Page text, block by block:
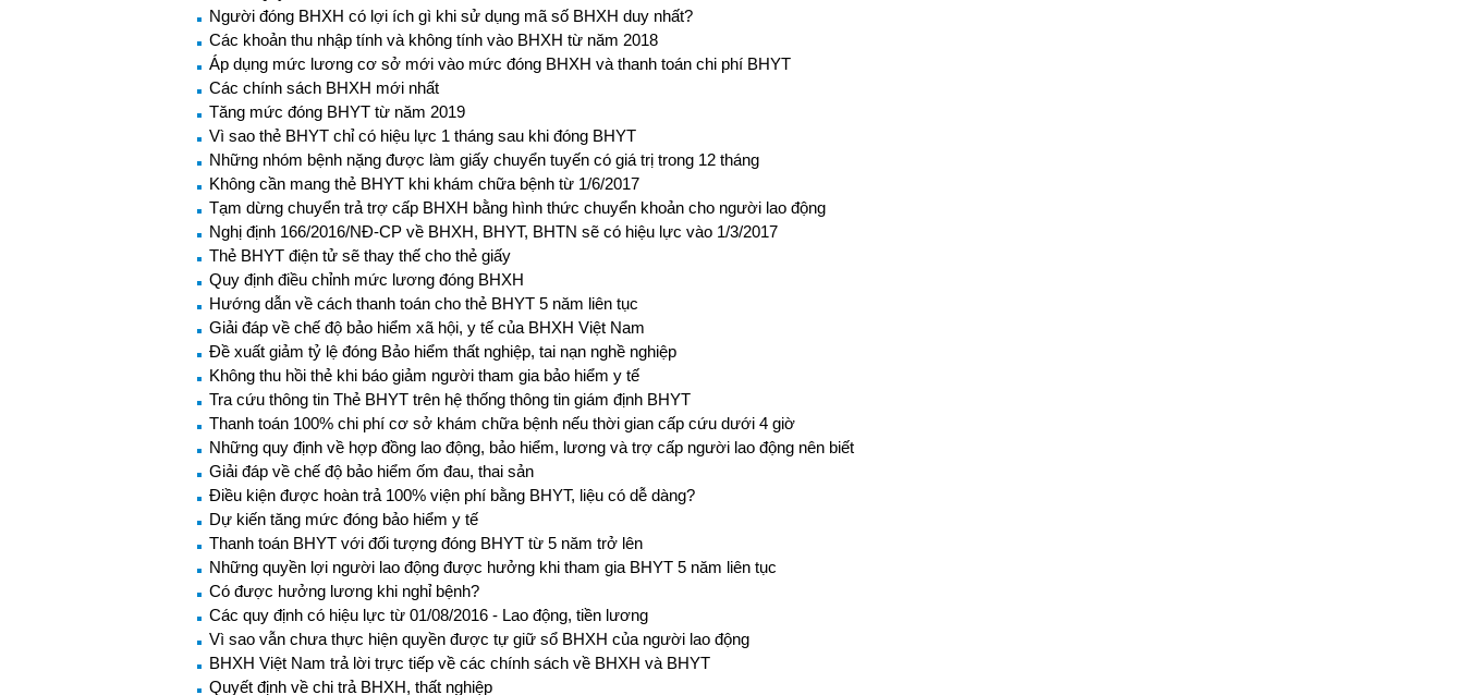
Người đóng BHXH có lợi ích gì khi sử dụng mã số BHXH duy nhất?
Các khoản thu nhập tính và không tính vào BHXH từ năm 2018
Áp dụng mức lương cơ sở mới vào mức đóng BHXH và thanh toán chi phí BHYT
Các chính sách BHXH mới nhất
Tăng mức đóng BHYT từ năm 2019
Vì sao thẻ BHYT chỉ có hiệu lực 1 tháng sau khi đóng BHYT
Những nhóm bệnh nặng được làm giấy chuyển tuyến có giá trị trong 12 tháng
Không cần mang thẻ BHYT khi khám chữa bệnh từ 1/6/2017
Tạm dừng chuyển trả trợ cấp BHXH bằng hình thức chuyển khoản cho người lao động
Nghị định 166/2016/NĐ-CP về BHXH, BHYT, BHTN sẽ có hiệu lực vào 1/3/2017
Thẻ BHYT điện tử sẽ thay thế cho thẻ giấy
Quy định điều chỉnh mức lương đóng BHXH
Hướng dẫn về cách thanh toán cho thẻ BHYT 5 năm liên tục
Giải đáp về chế độ bảo hiểm xã hội, y tế của BHXH Việt Nam
Đề xuất giảm tỷ lệ đóng Bảo hiểm thất nghiệp, tai nạn nghề nghiệp
Không thu hồi thẻ khi báo giảm người tham gia bảo hiểm y tế
Tra cứu thông tin Thẻ BHYT trên hệ thống thông tin giám định BHYT
Thanh toán 100% chi phí cơ sở khám chữa bệnh nếu thời gian cấp cứu dưới 4 giờ
Những quy định về hợp đồng lao động, bảo hiểm, lương và trợ cấp người lao động nên biết
Giải đáp về chế độ bảo hiểm ốm đau, thai sản
Điều kiện được hoàn trả 100% viện phí bằng BHYT, liệu có dễ dàng?
Dự kiến tăng mức đóng bảo hiểm y tế
Thanh toán BHYT với đối tượng đóng BHYT từ 5 năm trở lên
Những quyền lợi người lao động được hưởng khi tham gia BHYT 5 năm liên tục
Có được hưởng lương khi nghỉ bệnh?
Các quy định có hiệu lực từ 01/08/2016 - Lao động, tiền lương
Vì sao vẫn chưa thực hiện quyền được tự giữ sổ BHXH của người lao động
BHXH Việt Nam trả lời trực tiếp về các chính sách về BHXH và BHYT
Quyết định về chi trả BHXH, thất nghiệp